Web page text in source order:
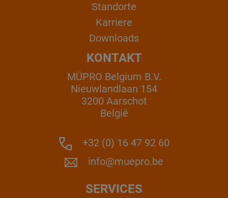
Standorte
Karriere
Downloads
KONTAKT
MÜPRO Belgium B.V.
Nieuwlandlaan 154
3200 Aarschot
België
+32 (0) 16 47 92 60
info@muepro.be
SERVICES